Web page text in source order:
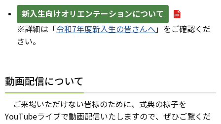
新入生向けオリエンテーションについて
※詳細は「令和7年度新入生の皆さんへ」をご確認くだ
さい。
動画配信について
ご来場いただけない皆様のために、式典の様子を
YouTubeライブで動画配信いたしますので、ぜひご覧くだ